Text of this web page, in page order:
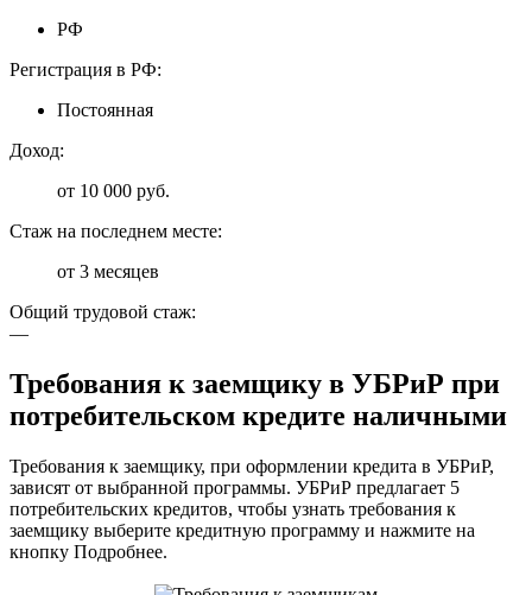
РФ
Регистрация в РФ:
Постоянная
Доход:
от 10 000 руб.
Стаж на последнем месте:
от 3 месяцев
Общий трудовой стаж:
—
Требования к заемщику в УБРиР при
потребительском кредите наличными
​Требования к заемщику, при оформлении кредита в УБРиР,
зависят от выбранной программы. УБРиР предлагает 5
потребительских кредитов, чтобы узнать требования к
заемщику выберите кредитную программу и нажмите на
кнопку Подробнее.